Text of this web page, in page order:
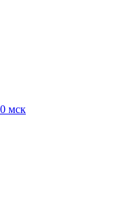
мск